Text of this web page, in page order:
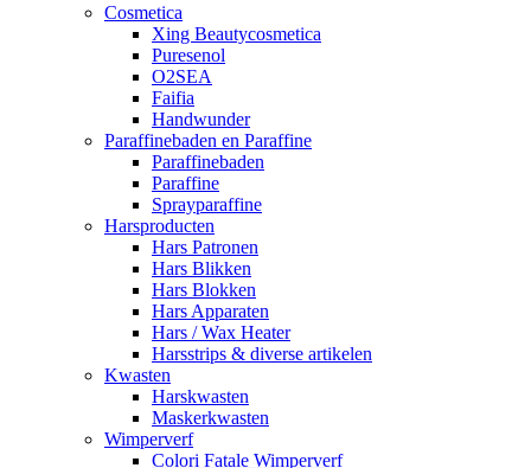
Cosmetica
Xing Beautycosmetica
Puresenol
O2SEA
Faifia
Handwunder
Paraffinebaden en Paraffine
Paraffinebaden
Paraffine
Sprayparaffine
Harsproducten
Hars Patronen
Hars Blikken
Hars Blokken
Hars Apparaten
Hars / Wax Heater
Harsstrips & diverse artikelen
Kwasten
Harskwasten
Maskerkwasten
Wimperverf
Colori Fatale Wimperverf